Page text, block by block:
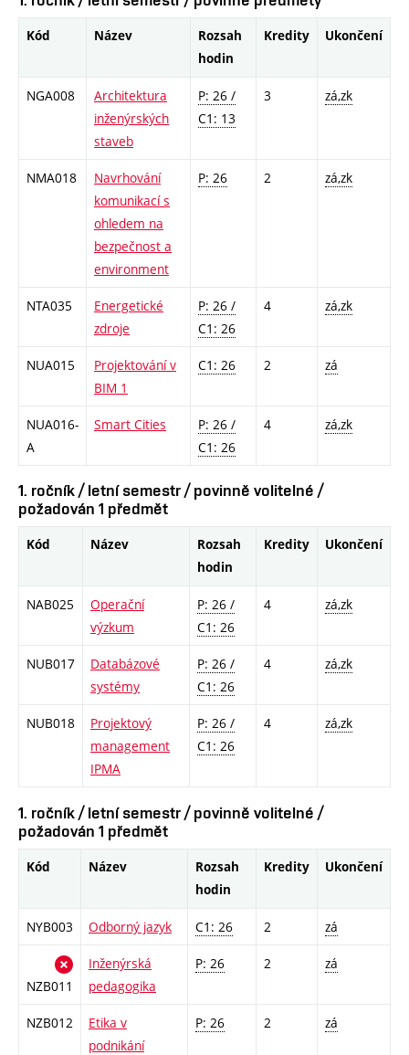
Kód Název
Rozsah
hodin
Kredity Ukončení
NGA008
Architektura
inženýrských
staveb
P: 26 /
C1: 13
3 zá,zk
NMA018
Navrhování
komunikací s
ohledem na
bezpečnost a
environment
P: 26 2 zá,zk
NTA035
Energetické
zdroje
P: 26 /
C1: 26
4 zá,zk
NUA015
Projektování v
BIM 1
C1: 26 2 zá
NUA016-
A
Smart Cities
P: 26 /
C1: 26
4 zá,zk
1. ročník / letní semestr / povinně volitelné /
požadován 1 předmět
Kód Název
Rozsah
hodin
Kredity Ukončení
NAB025
Operační
výzkum
P: 26 /
C1: 26
4 zá,zk
NUB017
Databázové
systémy
P: 26 /
C1: 26
4 zá,zk
NUB018
Projektový
management
IPMA
P: 26 /
C1: 26
4 zá,zk
1. ročník / letní semestr / povinně volitelné /
požadován 1 předmět
Kód Název
Rozsah
hodin
Kredity Ukončení
NYB003 Odborný jazyk C1: 26 2 zá
NZB011
Inženýrská
pedagogika
P: 26 2 zá
NZB012
Etika v
podnikání
P: 26 2 zá